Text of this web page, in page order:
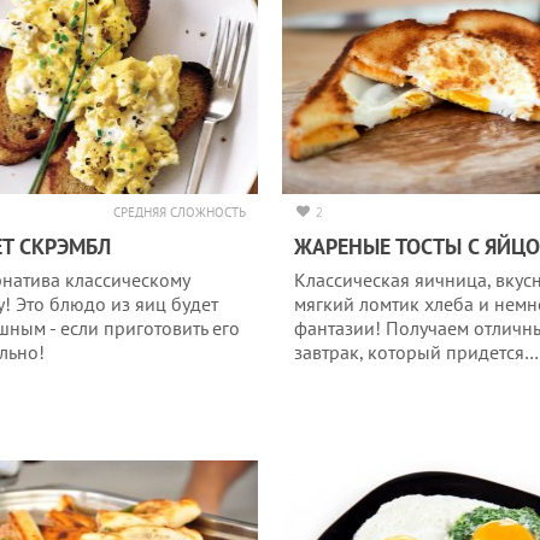
СРЕДНЯЯ СЛОЖНОСТЬ
СКРЭМБЛ
классическому
Это блюдо из яиц будет
- если приготовить его
2
ЖАРЕНЫЕ ТОСТЫ С
Классическая яичница,
мягкий ломтик хлеба и
фантазии! Получаем
завтрак, который придется…